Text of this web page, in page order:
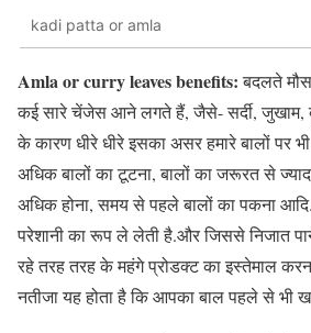
kadi patta or amla
Amla or curry leaves benefits:बदलते
कई सारे चेंजेस आने लगते हैं, जैसे- सर्दी, जुखाम,
के कारण धीरे धीरे इसका असर हमारे बालों पर
अधिक बालों का टूटना, बालों का जरूरत से
अधिक होना, समय से पहले बालों का पकना
परेशानी का रूप ले लेती है.और जिससे निजात
रहे तरह तरह के महंगे प्रोडक्ट का इस्तेमाल
नतीजा यह होता है कि आपका बाल पहले से भी